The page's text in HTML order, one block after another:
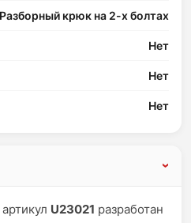
Разборный крюк на 2-х болтах
Нет
Нет
Нет
артикул U23021 разработан